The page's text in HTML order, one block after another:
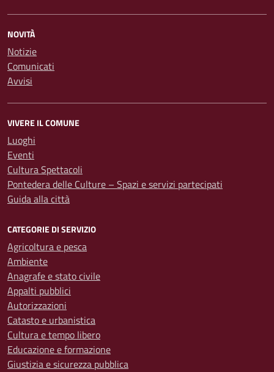
NOVITÀ
Notizie
Comunicati
Avvisi
VIVERE IL COMUNE
Luoghi
Eventi
Cultura Spettacoli
Pontedera delle Culture – Spazi e servizi partecipati
Guida alla città
CATEGORIE DI SERVIZIO
Agricoltura e pesca
Ambiente
Anagrafe e stato civile
Appalti pubblici
Autorizzazioni
Catasto e urbanistica
Cultura e tempo libero
Educazione e formazione
Giustizia e sicurezza pubblica